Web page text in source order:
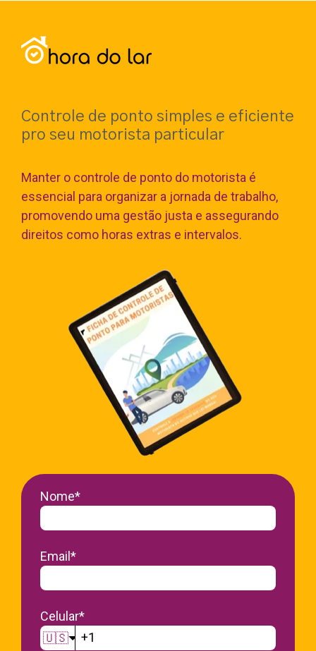
Controle de ponto simples e eficiente
pro seu motorista particular
Manter o controle de ponto do motorista é
essencial para organizar a jornada de trabalho,
promovendo uma gestão justa e assegurando
direitos como horas extras e intervalos.
Nome*
Email *
Celular*
🇺🇸